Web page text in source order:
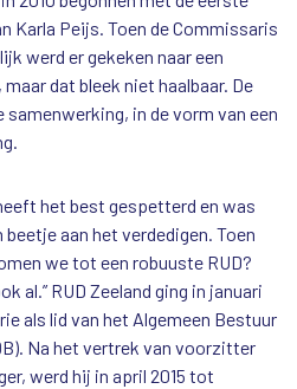
Karla Peijs. Toen de Commissaris
werd er gekeken naar een
dat bleek niet haalbaar. De
in de vorm van een
het best gespetterd en was
aan het verdedigen. Toen
we tot een robuuste RUD?
al.” RUD Zeeland ging in januari
als lid van het Algemeen Bestuur
Na het vertrek van voorzitter
werd hij in april 2015 tot